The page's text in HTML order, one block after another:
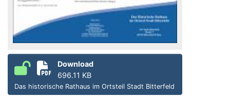
Download
696.11 KB
Das historische Rathaus im Ortsteil Stadt Bitterfeld